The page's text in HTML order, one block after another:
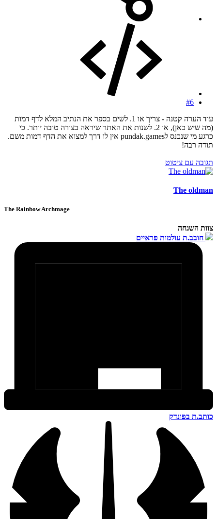
#6
עוד הערה קטנה - צריך או 1. לשים בספר את הנתיב המלא לדף דמות
(מה שיש כאן), או 2. לשנות את האתר שיראה בצורה טובה יותר. כי
כרגע מי שנכנס לpundak.games אין לו דרך למצוא את הדף דמות משם.
תודה רבה!
תגובה עם ציטוט
The oldman
The Rainbow Archmage
צוות השגחה
חובב.ת עולמות פראיים
כותב.ת בפונדק